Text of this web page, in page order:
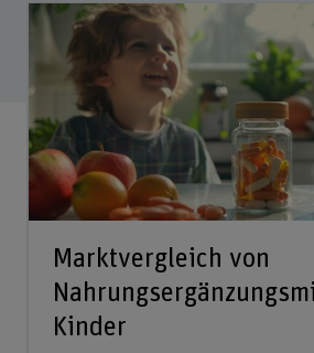
Marktvergleich von
Kinder